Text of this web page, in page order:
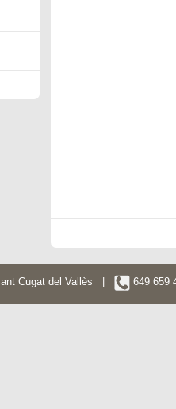
Cugat del Vallès | 649